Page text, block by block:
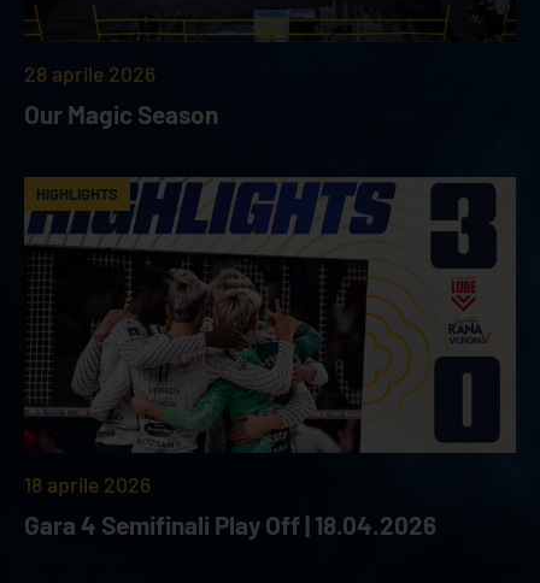
28 aprile 2026
Our Magic Season
HIGHLIGHTS
18 aprile 2026
Gara 4 Semifinali Play Off | 18.04.2026